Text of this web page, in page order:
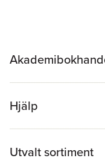
Hjälp
Utvalt sortiment